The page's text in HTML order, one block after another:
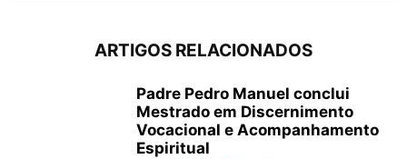
ARTIGOS RELACIONADOS
Padre Pedro Manuel conclui
Mestrado em Discernimento
Vocacional e Acompanhamento
Espiritual